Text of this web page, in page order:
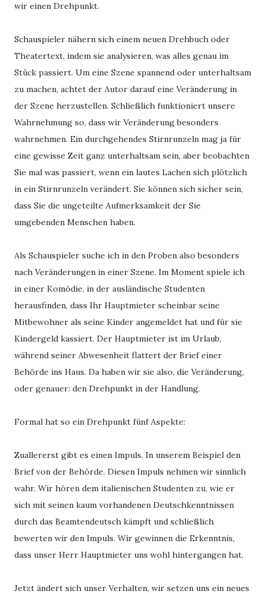
wir einen Drehpunkt.
Schauspieler nähern sich einem neuen Drehbuch oder
Theatertext, indem sie analysieren, was alles genau im
Stück passiert. Um eine Szene spannend oder unterhaltsam
zu machen, achtet der Autor darauf eine Veränderung in
der Szene herzustellen. Schließlich funktioniert unsere
Wahrnehmung so, dass wir Veränderung besonders
wahrnehmen. Ein durchgehendes Stirnrunzeln mag ja für
eine gewisse Zeit ganz unterhaltsam sein, aber beobachten
Sie mal was passiert, wenn ein lautes Lachen sich plötzlich
in ein Stirnrunzeln verändert. Sie können sich sicher sein,
dass Sie die ungeteilte Aufmerksamkeit der Sie
umgebenden Menschen haben.
Als Schauspieler suche ich in den Proben also besonders
nach Veränderungen in einer Szene. Im Moment spiele ich
in einer Komödie, in der ausländische Studenten
herausfinden, dass Ihr Hauptmieter scheinbar seine
Mitbewohner als seine Kinder angemeldet hat und für sie
Kindergeld kassiert. Der Hauptmieter ist im Urlaub,
während seiner Abwesenheit flattert der Brief einer
Behörde ins Haus. Da haben wir sie also, die Veränderung,
oder genauer: den Drehpunkt in der Handlung.
Formal hat so ein Drehpunkt fünf Aspekte:
Zuallererst gibt es einen Impuls. In unserem Beispiel den
Brief von der Behörde. Diesen Impuls nehmen wir sinnlich
wahr. Wir hören dem italienischen Studenten zu, wie er
sich mit seinen kaum vorhandenen Deutschkenntnissen
durch das Beamtendeutsch kämpft und schließlich
bewerten wir den Impuls. Wir gewinnen die Erkenntnis,
dass unser Herr Hauptmieter uns wohl hintergangen hat.
Jetzt ändert sich unser Verhalten, wir setzen uns ein neues